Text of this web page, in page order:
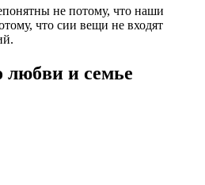
не потому, что наши
что сии вещи не входят
и семье